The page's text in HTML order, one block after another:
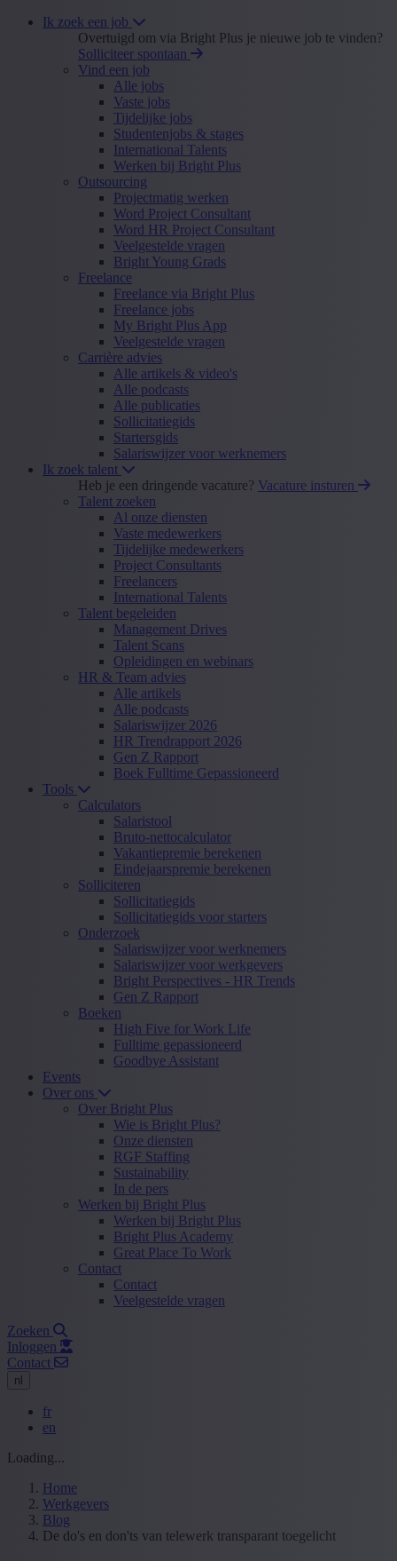
Ik zoek een job
Overtuigd om via Bright Plus je nieuwe job te vinden?
Solliciteer spontaan
Vind een job
Alle jobs
Vaste jobs
Tijdelijke jobs
Studentenjobs & stages
International Talents
Werken bij Bright Plus
Outsourcing
Projectmatig werken
Word Project Consultant
Word HR Project Consultant
Veelgestelde vragen
Bright Young Grads
Freelance
Freelance via Bright Plus
Freelance jobs
My Bright Plus App
Veelgestelde vragen
Carrière advies
Alle artikels & video's
Alle podcasts
Alle publicaties
Sollicitatiegids
Startersgids
Salariswijzer voor werknemers
Ik zoek talent
Heb je een dringende vacature? Vacature insturen
Talent zoeken
Al onze diensten
Vaste medewerkers
Tijdelijke medewerkers
Project Consultants
Freelancers
International Talents
Talent begeleiden
Management Drives
Talent Scans
Opleidingen en webinars
HR & Team advies
Alle artikels
Alle podcasts
Salariswijzer 2026
HR Trendrapport 2026
Gen Z Rapport
Boek Fulltime Gepassioneerd
Tools
Calculators
Salaristool
Bruto-nettocalculator
Vakantiepremie berekenen
Eindejaarspremie berekenen
Solliciteren
Sollicitatiegids
Sollicitatiegids voor starters
Onderzoek
Salariswijzer voor werknemers
Salariswijzer voor werkgevers
Bright Perspectives - HR Trends
Gen Z Rapport
Boeken
High Five for Work Life
Fulltime gepassioneerd
Goodbye Assistant
Events
Over ons
Over Bright Plus
Wie is Bright Plus?
Onze diensten
RGF Staffing
Sustainability
In de pers
Werken bij Bright Plus
Werken bij Bright Plus
Bright Plus Academy
Great Place To Work
Contact
Contact
Veelgestelde vragen
Zoeken
Inloggen
Contact
nl
fr
en
Loading...
Home
Werkgevers
Blog
De do's en don'ts van telewerk transparant toegelicht